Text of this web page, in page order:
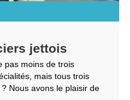
jettois
pas moins de trois
mais tous trois
Nous avons le plaisir de